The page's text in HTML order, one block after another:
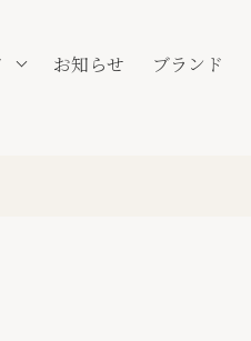
お知らせ ブランド